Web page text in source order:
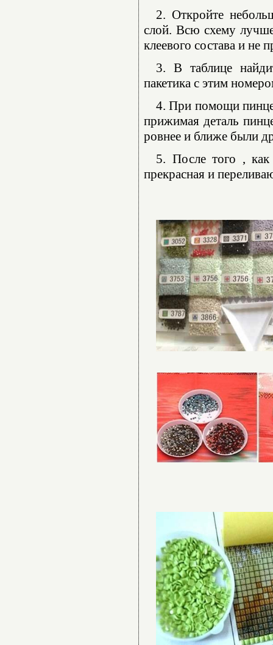
2. Откройте
слой. Всю схему
клеевого состава и не
3. В таблице
пакетика с этим
4. При помощи
прижимая деталь
ровнее и ближе были
5. После того , как
прекрасная и